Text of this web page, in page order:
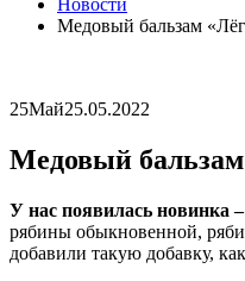
Новости
Медовый бальзам
25Май25.05.2022
Медовый
У нас появилась новинка
рябины обыкновенной,
добавили такую добавку,